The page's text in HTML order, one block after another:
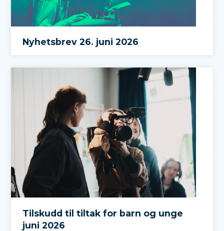
Nyhetsbrev 26. juni 2026
Tilskudd til tiltak for barn og unge
juni 2026